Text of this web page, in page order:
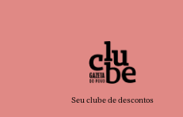
Seu clube de descontos